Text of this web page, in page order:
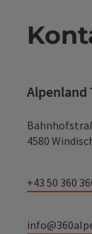
Alpenland
4580
+43 50 360